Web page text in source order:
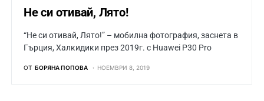
Не си отивай, Лято!
“Не си отивай, Лято!” – мобилна фотография, заснета в
Гърция, Халкидики през 2019г. с Huawei P30 Pro
ОТ БОРЯНА ПОПОВА НОЕМВРИ 8, 2019